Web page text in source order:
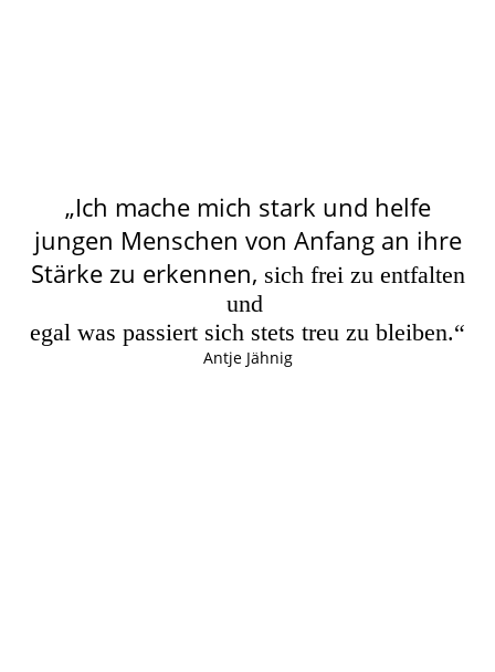
„Ich mache mich stark und helfe
jungen Menschen von Anfang an ihre
Stärke zu erkennen, sich frei zu entfalten
und
egal was passiert sich stets treu zu bleiben.“
Antje Jähnig